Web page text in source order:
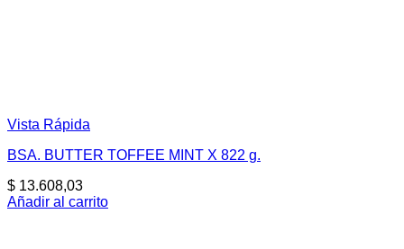
Vista Rápida
BSA. BUTTER TOFFEE MINT X 822 g.
$ 13.608,03
Añadir al carrito